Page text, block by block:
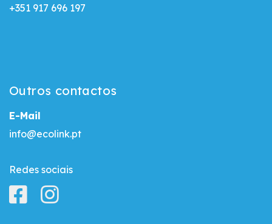
+351 917 696 197
Outros contactos
E-Mail
info@ecolink.pt
Redes sociais